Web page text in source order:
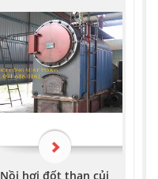
Nồi hơi đốt than củi